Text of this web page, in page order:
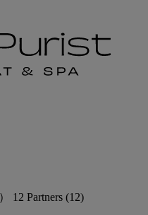
12 Partners (12)